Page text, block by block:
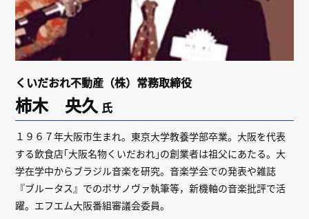
くいだおれ不動産（株）常務取締役
柿木 央久 氏
１９６７年大阪市生まれ。東京大学教養学部卒業。大阪を代表
する飲食店｢大阪名物くいだおれ｣の創業者は祖父にあたる。大
学在学中からブラジル音楽を研究。音楽学会での発表や雑誌
『ブルータス』でのボサノヴァ執筆等，新機軸の音楽批評で活
躍。エフエム大阪番組審議会委員。